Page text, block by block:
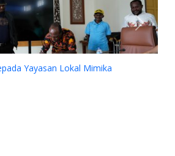
Yayasan Lokal Mimika
Next